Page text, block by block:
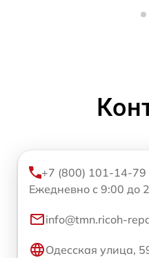
+7 (800) 101-14-79
Ежедневно с 9:00 до
info@tmn.ricoh-
Одесская улица,